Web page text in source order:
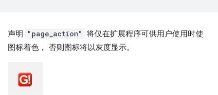
声明 "page_action" 将仅在扩展程序可供用户使用时使
图标着色， 否则图标将以灰度显示。